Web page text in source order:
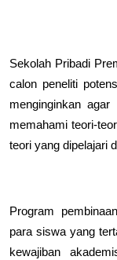
Sekolah Pribadi
calon peneliti
menginginkan
memahami teori-
teori yang dipelajari
Program
para siswa yang
kewajiban